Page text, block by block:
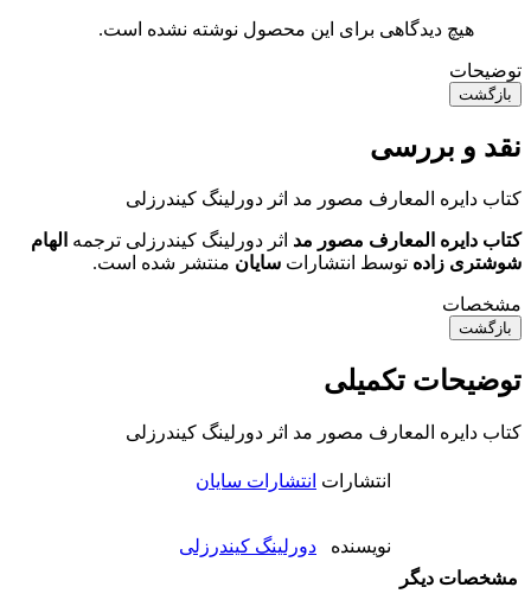
هیچ دیدگاهی برای این محصول نوشته نشده است.
توضیحات
بازگشت
نقد و بررسی
کتاب دایره المعارف مصور مد اثر دورلینگ کیندرزلی
کتاب دایره المعارف مصور مد اثر دورلینگ کیندرزلی ترجمه الهام
شوشتری زاده توسط انتشارات سایان منتشر شده است.
مشخصات
بازگشت
توضیحات تکمیلی
کتاب دایره المعارف مصور مد اثر دورلینگ کیندرزلی
مشخصات دیگر
انتشارات انتشارات سایان
نویسنده دورلینگ کیندرزلی